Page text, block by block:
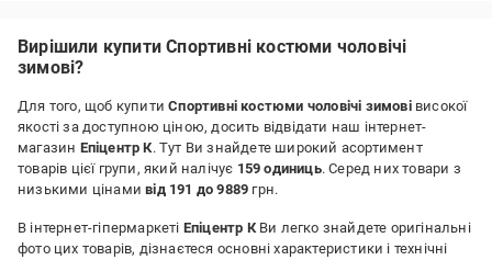
Вирішили купити Спортивні костюми чоловічі
зимові?
Для того, щоб купитиСпортивні костюми чоловічі зимовівисокої
якості за доступною ціною, досить відвідати наш інтернет-
магазин Епіцентр К. Тут Ви знайдете широкий асортимент
товарів цієї групи, який налічує 159 одиниць. Серед них товари з
низькими цінамивід 191 до 9889 грн.
В інтернет-гіпермаркеті Епіцентр КВи легко знайдете оригінальні
фото цих товарів, дізнаєтеся основні характеристики і технічні